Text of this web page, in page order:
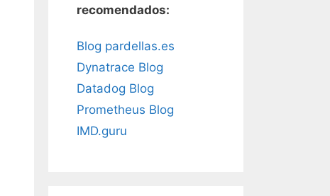
recomendados:
Blog pardellas.es
Dynatrace Blog
Datadog Blog
Prometheus Blog
IMD.guru